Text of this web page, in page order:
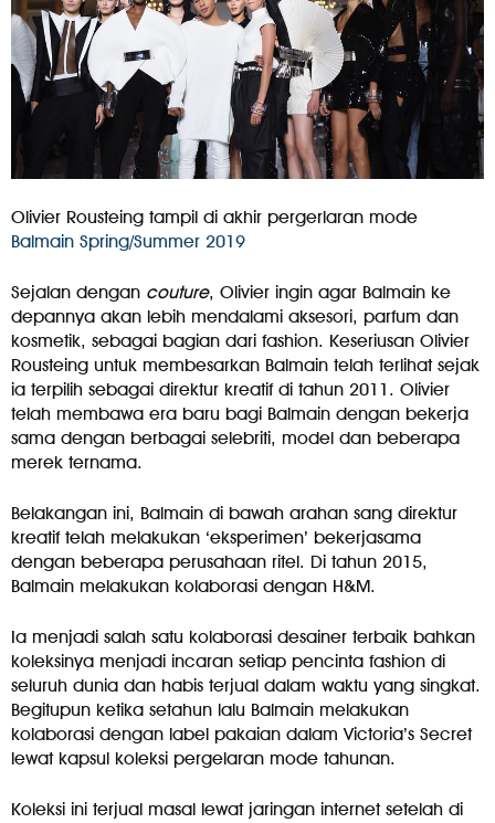
Olivier Rousteing tampil di akhir pergerlaran mode
Balmain Spring/Summer 2019
Sejalan dengan couture, Olivier ingin agar Balmain ke
depannya akan lebih mendalami aksesori, parfum dan
kosmetik, sebagai bagian dari fashion. Keseriusan Olivier
Rousteing untuk membesarkan Balmain telah terlihat sejak
ia terpilih sebagai direktur kreatif di tahun 2011. Olivier
telah membawa era baru bagi Balmain dengan bekerja
sama dengan berbagai selebriti, model dan beberapa
merek ternama.
Belakangan ini, Balmain di bawah arahan sang direktur
kreatif telah melakukan ‘eksperimen’ bekerjasama
dengan beberapa perusahaan ritel. Di tahun 2015,
Balmain melakukan kolaborasi dengan H&M.
Ia menjadi salah satu kolaborasi desainer terbaik bahkan
koleksinya menjadi incaran setiap pencinta fashion di
seluruh dunia dan habis terjual dalam waktu yang singkat.
Begitupun ketika setahun lalu Balmain melakukan
kolaborasi dengan label pakaian dalam Victoria’s Secret
lewat kapsul koleksi pergelaran mode tahunan.
Koleksi ini terjual masal lewat jaringan internet setelah di